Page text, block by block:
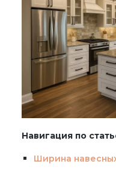
Навигация по
Ширина